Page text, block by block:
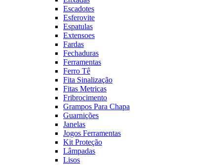
Escadotes
Esferovite
Espatulas
Extensoes
Fardas
Fechaduras
Ferramentas
Ferro Tê
Fita Sinalização
Fitas Metricas
Fribrocimento
Grampos Para Chapa
Guarnições
Janelas
Jogos Ferramentas
Kit Proteção
Lâmpadas
Lisos